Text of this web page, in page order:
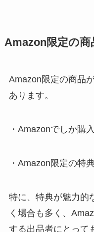
Amazon限定の商
Amazon限定の商品
あります。
・Amazonでしか購
・Amazon限定の特
特に、特典が魅力的
く場合も多く、
する出品者にとって